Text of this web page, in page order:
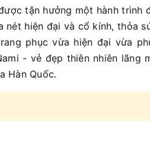
tận hưởng một hành trình
nét hiện đại và cổ kính, thỏa
phục vừa hiện đại vừa
- vẻ đẹp thiên nhiên lãng
Hàn Quốc.